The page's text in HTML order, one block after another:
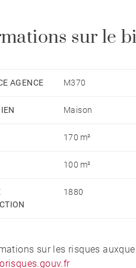
sur le
AGENCE M370
Maison
170 m²
100 m²
1880
sur les risques